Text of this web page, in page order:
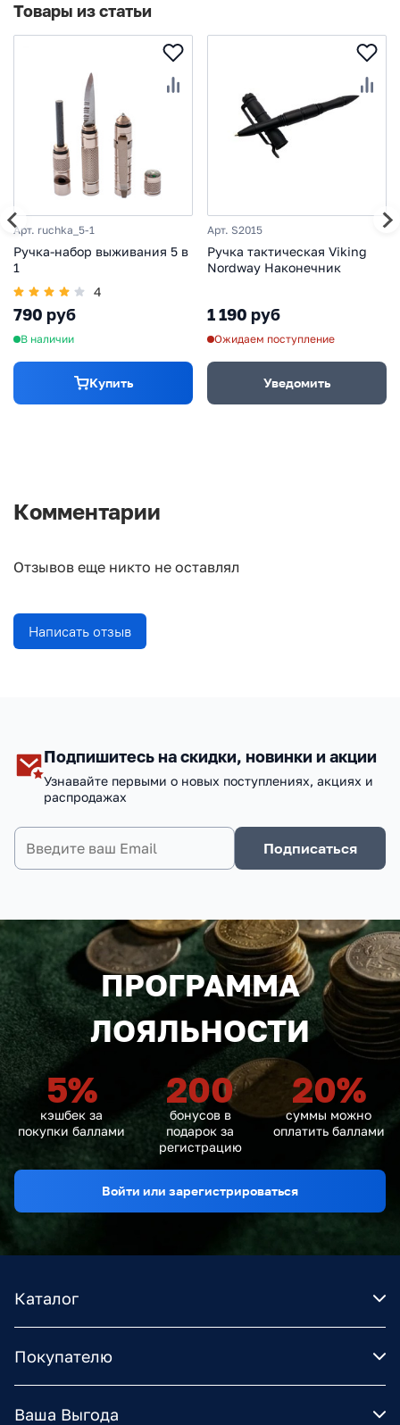
Товары из статьи
Арт. ruchka_5-1
Ручка-набор выживания 5 в
1
4
790 руб
В наличии
Купить
Арт. S2015
Ручка тактическая Viking
Nordway Наконечник
1 190 руб
Ожидаем поступление
Уведомить
Комментарии
Отзывов еще никто не оставлял
Написать отзыв
Подпишитесь на скидки, новинки и акции
Узнавайте первыми о новых поступлениях, акциях и
распродажах
Подписаться
ПРОГРАММА
ЛОЯЛЬНОСТИ
5%
кэшбек за
покупки баллами
200
бонусов в
подарок за
регистрацию
20%
суммы можно
оплатить баллами
Войти или зарегистрироваться
Каталог
Покупателю
Ваша Выгода